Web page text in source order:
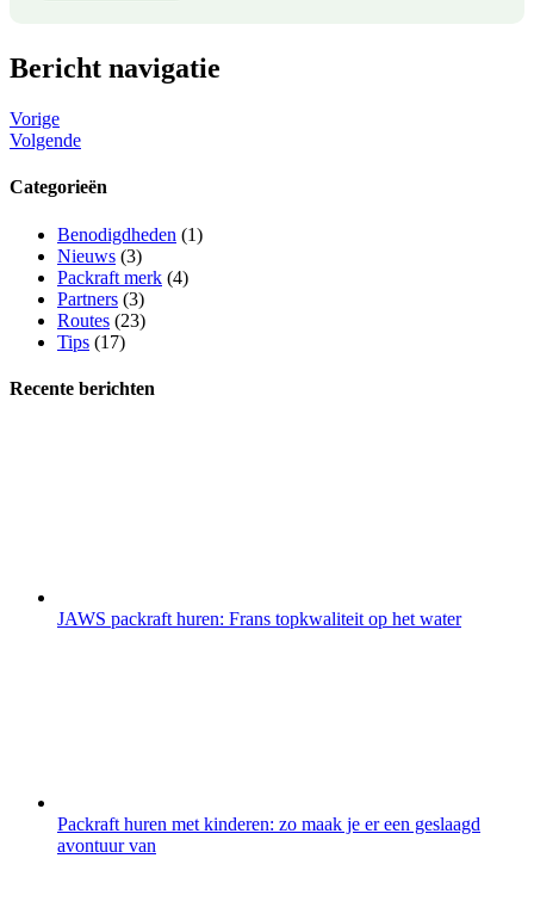
Bericht navigatie
Vorige
Volgende
Categorieën
Benodigdheden (1)
Nieuws (3)
Packraft merk (4)
Partners (3)
Routes (23)
Tips (17)
Recente berichten
JAWS packraft huren: Frans topkwaliteit op het water
Packraft huren met kinderen: zo maak je er een geslaagd
avontuur van